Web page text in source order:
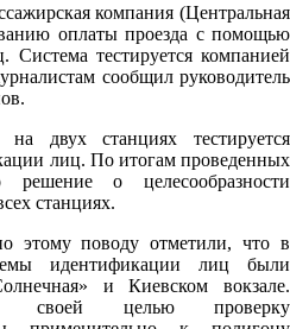
компания (Центральная
оплаты проезда с помощью
тестируется компанией
сообщил руководитель
двух станциях тестируется
лиц. По итогам проведенных
решение о целесообразности
станциях.
этому поводу отметили, что в
идентификации лиц были
и Киевском вокзале.
своей целью проверку